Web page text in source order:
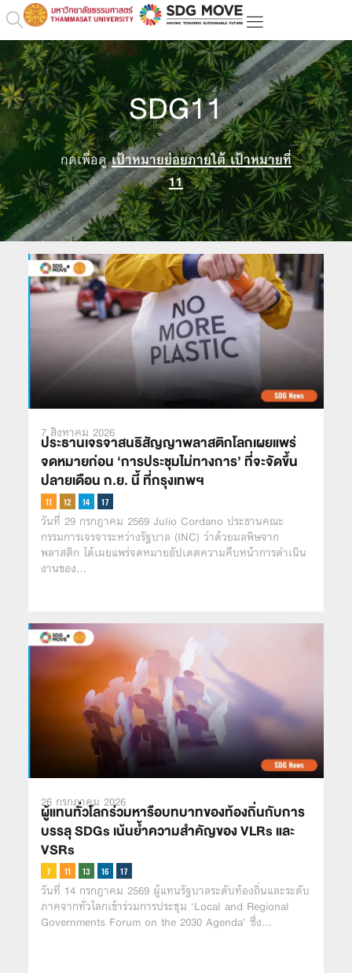
SDG11
กดเพื่อดูเป้าหมายย่อยภายใต้ เป้าหมายที่
11
7 สิงหาคม 2026
ประธานเจรจาสนธิสัญญาพลาสติกโลกเผยแพร่
จดหมายก่อน ‘การประชุมไม่ทางการ’ ที่จะจัดขึ้น
ปลายเดือน ก.ย. นี้ ที่กรุงเทพฯ
วันที่ 29 กรกฎาคม 2569 Julio Cordano ประธานคณะ
กรรมการเจรจาระหว่างรัฐบาล (INC) ว่าด้วยมลพิษจาก
พลาสติก ได้เผยแพร่จดหมายอัปเดตความคืบหน้าการดำเนิน
งานของ…
26 กรกฎาคม 2026
ผู้แทนทั่วโลกร่วมหารือบทบาทของท้องถิ่นกับการ
บรรลุ SDGs เน้นย้ำความสำคัญของ VLRs และ
VSRs
วันที่ 14 กรกฎาคม 2569 ผู้แทนรัฐบาลระดับท้องถิ่นและระดับ
ภาคจากทั่วโลกเข้าร่วมการประชุม ‘Local and Regional
Governments Forum on the 2030 Agenda’ ซึ่ง…